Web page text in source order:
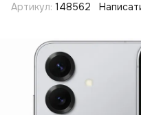
Артикул: 148562